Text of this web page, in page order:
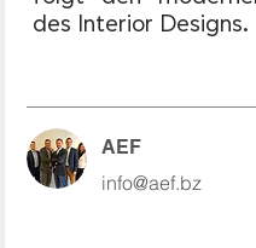
des Interior Designs.
AEF
info@aef.bz